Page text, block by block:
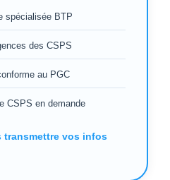
spécialisée BTP
des CSPS
au PGC
CSPS en demande
transmettre vos infos